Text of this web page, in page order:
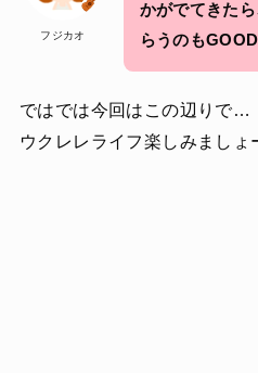
フジカオ
かがでてきた
らうのも
ではでは今回はこの辺りで…
ウクレレライフ楽しみまし